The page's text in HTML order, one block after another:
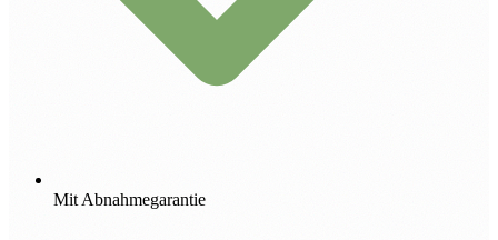
Mit Abnahmegarantie